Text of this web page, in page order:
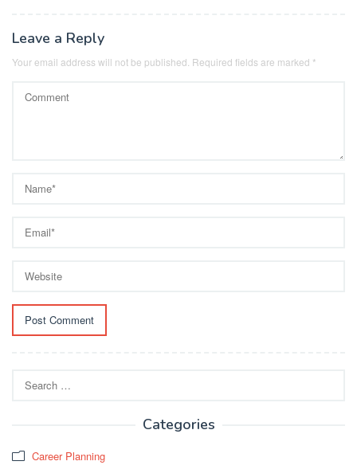
Leave a Reply
Your email address will not be published. Required fields are marked *
for:
Categories
Career Planning